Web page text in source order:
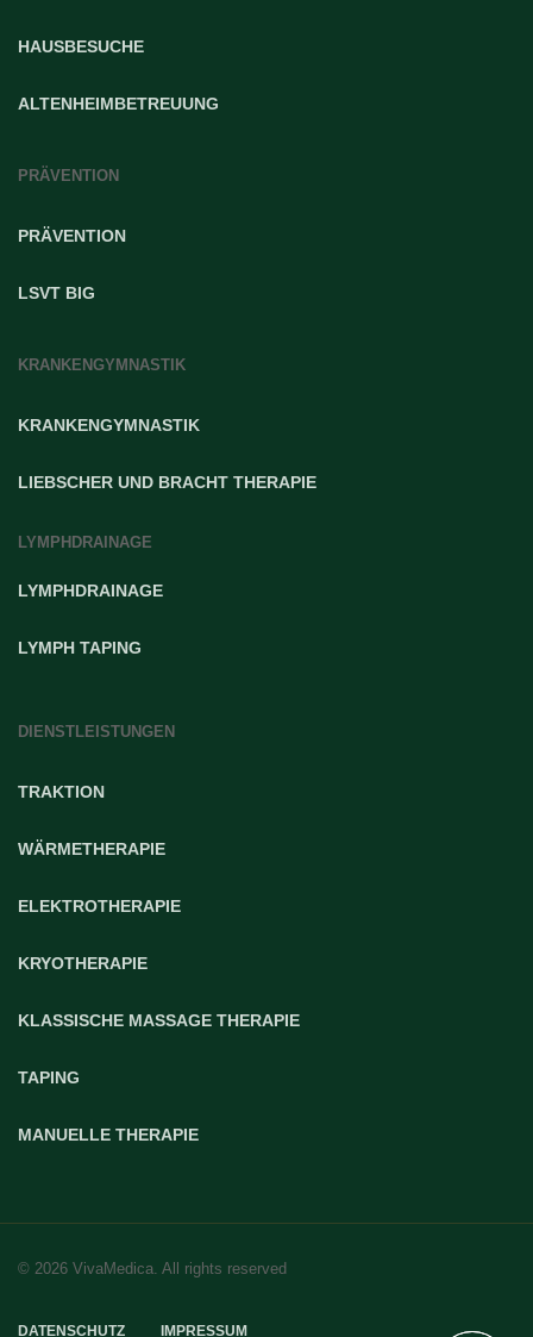
HAUSBESUCHE
ALTENHEIMBETREUUNG
PRÄVENTION
PRÄVENTION
LSVT BIG
KRANKENGYMNASTIK
KRANKENGYMNASTIK
LIEBSCHER UND BRACHT THERAPIE
LYMPHDRAINAGE
LYMPHDRAINAGE
LYMPH TAPING
DIENSTLEISTUNGEN
TRAKTION
WÄRMETHERAPIE
ELEKTROTHERAPIE
KRYOTHERAPIE
KLASSISCHE MASSAGE THERAPIE
TAPING
MANUELLE THERAPIE
© 2026 VivaMedica. All rights reserved
DATENSCHUTZ IMPRESSUM